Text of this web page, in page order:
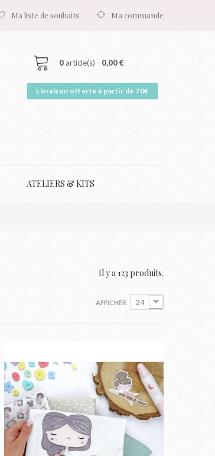
Ma commande
Ma liste de souhaits
0 article(s) - 0,00 €
ATELIERS & KITS
Il y a 123 produits.
AFFICHER 24